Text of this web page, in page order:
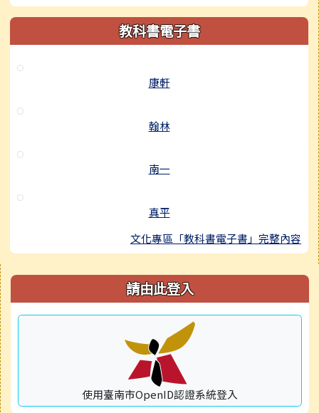
教科書電子書
康軒
翰林
南一
真平
文化專區「教科書電子書」完整內容
右邊區域內容 請由此登入
使用臺南市OpenID認證系統登入